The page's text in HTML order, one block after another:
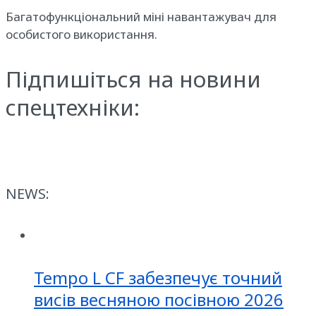
Багатофункціональний міні навантажувач для
особистого використання.
Підпишіться на новини
спецтехніки:
NEWS:
Tempo L CF забезпечує точний
висів весняною посівною 2026